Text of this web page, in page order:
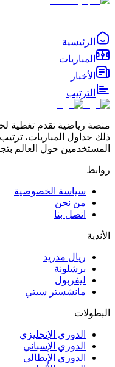
الرئيسية
المباريات
الأخبار
الترتيب
منصة رياضية تقدم تغطية
ذلك جداول المباريات،
المستخدمين حول العالم
روابط
سياسة الخصوصية
من نحن
اتصل بنا
الأندية
ريال مدريد
برشلونة
ليفربول
مانشستر سيتي
البطولات
الدوري الإنجليزي
الدوري الإسباني
الدوري الإيطالي